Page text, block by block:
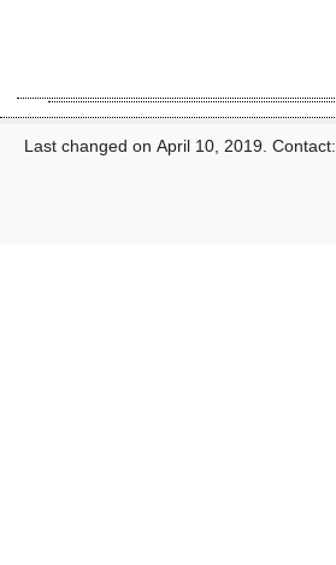
Last changed on April 10, 2019. Contact: